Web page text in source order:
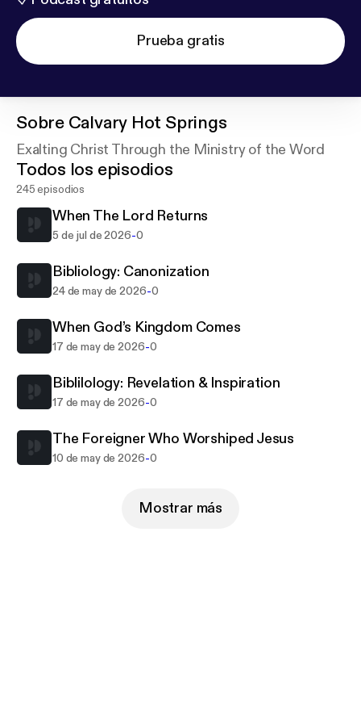
Prueba gratis
Sobre Calvary Hot Springs
Exalting Christ Through the Ministry of the Word
Todos los episodios
245 episodios
When The Lord Returns
5 de jul de 2026-0
Bibliology: Canonization
24 de may de 2026-0
When God’s Kingdom Comes
17 de may de 2026-0
Biblilology: Revelation & Inspiration
17 de may de 2026-0
The Foreigner Who Worshiped Jesus
10 de may de 2026-0
Mostrar más